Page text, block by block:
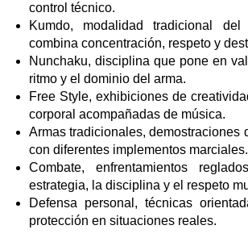
control técnico.
Kumdo, modalidad tradicional
combina concentración, respeto y
Nunchaku, disciplina que pone en
ritmo y el dominio del arma.
Free Style, exhibiciones de
corporal acompañadas de música.
Armas tradicionales, demostraciones
con diferentes implementos marciales.
Combate, enfrentamientos
estrategia, la disciplina y el respeto
Defensa personal, técnicas
protección en situaciones reales.